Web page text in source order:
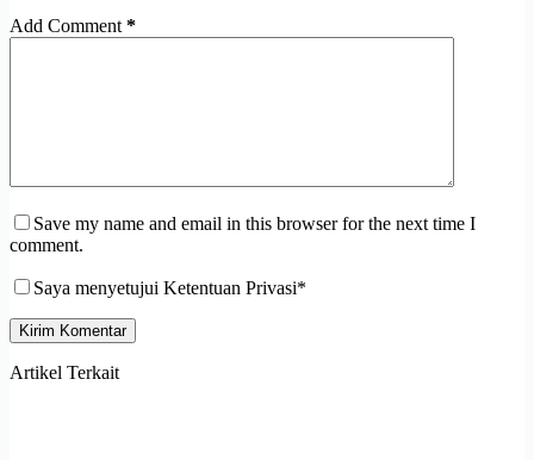
Add Comment *
Save my name and email in this browser for the next time I
comment.
Saya menyetujui Ketentuan Privasi*
Kirim Komentar
Artikel Terkait